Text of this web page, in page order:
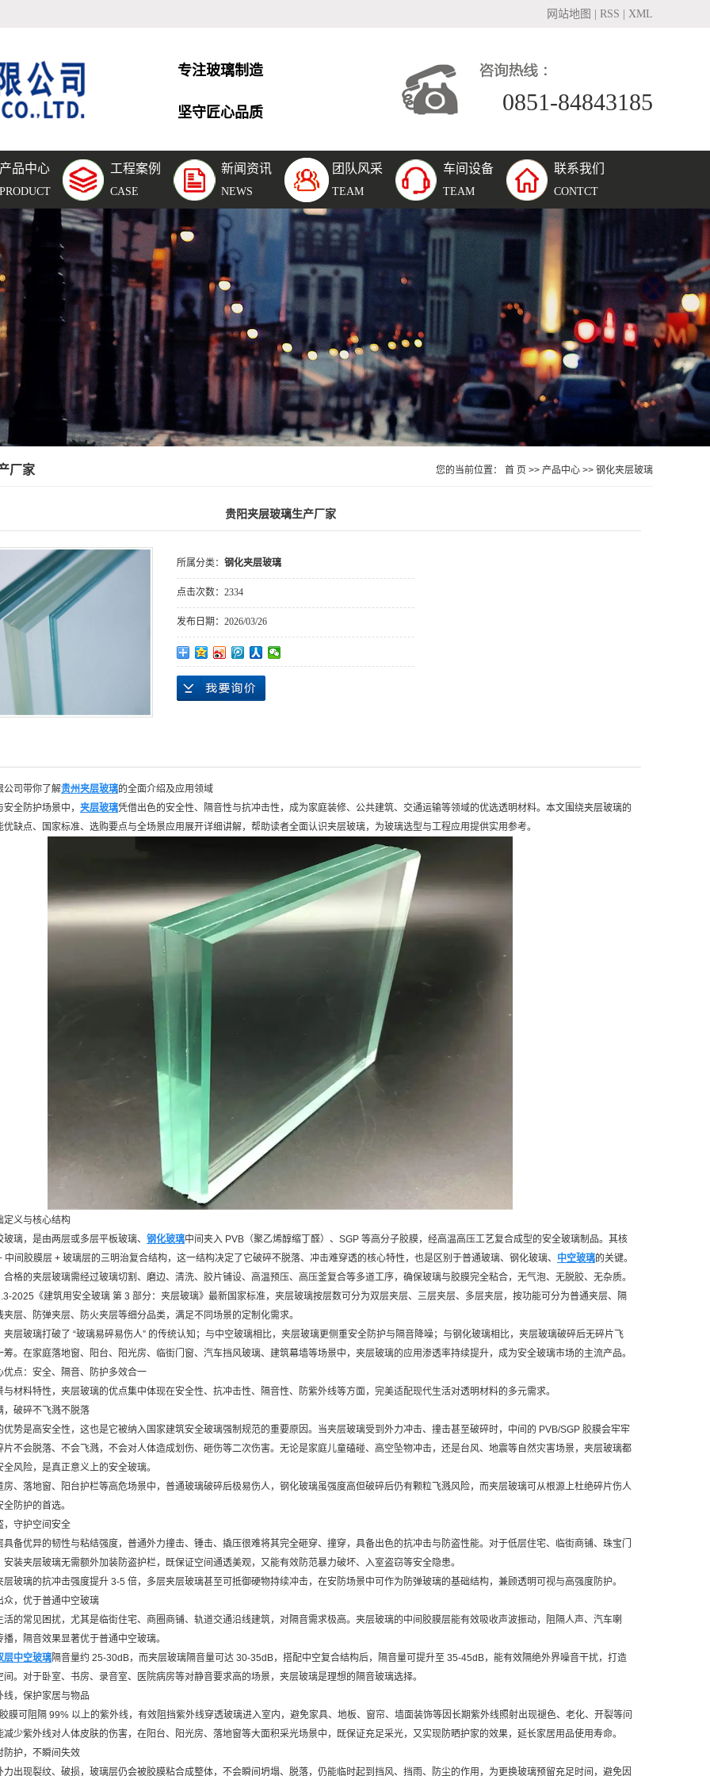
网站地图 RSS XML
专注玻璃制造
坚守匠心品质 0851-84843185
产品中心
PRODUCT
玻
工程案例
CASE
工程案例
团队风采
车间设备
新闻资讯
NEWS
公司新闻
行业新闻
技术知识
团队风采
TEAM
团队风采
车间设备
TEAM
团队风采
联系我们
CONTCT
厂家 您的当前位置： 首 页 >> 产品中心 >> 钢化夹层玻璃
贵阳夹层玻璃生产厂家
所属分类： 钢化夹层玻璃
点击次数： 2334
发布日期： 2026/03/26
公司带你了解贵州夹层玻璃的全面介绍及应用领域
全防护场景中， 夹层玻璃凭借出色的安全性、隔音性与抗冲击性，成为家庭装修、公共建筑、交通运输等领域的优选透明材料。本文围绕夹层玻璃的
缺点、国家标准、选购要点与全场景应用展开详细讲解，帮助读者全面认识夹层玻璃，为玻璃选型与工程应用提供实用参考。
定义与核心结构
璃，是由两层或多层平板玻璃、 钢化玻璃中间夹入 PVB（聚乙烯醇缩丁醛）、SGP 等高分子胶膜，经高温高压工艺复合成型的安全玻璃制品。其核
中间胶膜层 + 玻璃层的三明治复合结构，这一结构决定了它破碎不脱落、冲击难穿透的核心特性，也是区别于普通玻璃、钢化玻璃、 中空玻璃的关键。
合格的夹层玻璃需经过玻璃切割、磨边、清洗、胶片铺设、高温预压、高压釜复合等多道工序，确保玻璃与胶膜完全粘合，无气泡、无脱胶、无杂质。
2025《建筑用安全玻璃 第 3 部分：夹层玻璃》最新国家标准，夹层玻璃按层数可分为双层夹层、三层夹层、多层夹层，按功能可分为普通夹层、隔
层、防弹夹层、防火夹层等细分品类，满足不同场景的定制化需求。
夹层玻璃打破了 “玻璃易碎易伤人” 的传统认知；与中空玻璃相比，夹层玻璃更侧重安全防护与隔音降噪；与钢化玻璃相比，夹层玻璃破碎后无碎片飞
筹。在家庭落地窗、阳台、阳光房、临街门窗、汽车挡风玻璃、建筑幕墙等场景中，夹层玻璃的应用渗透率持续提升，成为安全玻璃市场的主流产品。
优点：安全、隔音、防护多效合一
材料特性，夹层玻璃的优点集中体现在安全性、抗冲击性、隔音性、防紫外线等方面，完美适配现代生活对透明材料的多元需求。
，破碎不飞溅不脱落
优势是高安全性，这也是它被纳入国家建筑安全玻璃强制规范的重要原因。当夹层玻璃受到外力冲击、撞击甚至破碎时，中间的 PVB/SGP 胶膜会牢牢
片不会脱落、不会飞溅，不会对人体造成划伤、砸伤等二次伤害。无论是家庭儿童磕碰、高空坠物冲击，还是台风、地震等自然灾害场景，夹层玻璃都
风险，是真正意义上的安全玻璃。
房、落地窗、阳台护栏等高危场景中，普通玻璃破碎后极易伤人，钢化玻璃虽强度高但破碎后仍有颗粒飞溅风险，而夹层玻璃可从根源上杜绝碎片伤人
防护的首选。
，守护空间安全
具备优异的韧性与粘结强度，普通外力撞击、锤击、撬压很难将其完全砸穿、撞穿，具备出色的抗冲击与防盗性能。对于低层住宅、临街商铺、珠宝门
装夹层玻璃无需额外加装防盗护栏，既保证空间通透美观，又能有效防范暴力破坏、入室盗窃等安全隐患。
层玻璃的抗冲击强度提升 3-5 倍，多层夹层玻璃甚至可抵御硬物持续冲击，在安防场景中可作为防弹玻璃的基础结构，兼顾透明可视与高强度防护。
众，优于普通中空玻璃
活的常见困扰，尤其是临街住宅、商圈商铺、轨道交通沿线建筑，对隔音需求极高。夹层玻璃的中间胶膜层能有效吸收声波振动，阻隔人声、汽车喇
，隔音效果显著优于普通中空玻璃。
层中空玻璃隔音量约 25-30dB，而夹层玻璃隔音量可达 30-35dB，搭配中空复合结构后，隔音量可提升至 35-45dB，能有效隔绝外界噪音干扰，打造
。对于卧室、书房、录音室、医院病房等对静音要求高的场景，夹层玻璃是理想的隔音玻璃选择。
线，保护家居与物品
膜可阻隔 99% 以上的紫外线，有效阻挡紫外线穿透玻璃进入室内，避免家具、地板、窗帘、墙面装饰等因长期紫外线照射出现褪色、老化、开裂等问
减少紫外线对人体皮肤的伤害，在阳台、阳光房、落地窗等大面积采光场景中，既保证充足采光，又实现防晒护家的效果，延长家居用品使用寿命。
防护，不瞬间失效
力出现裂纹、破损，玻璃层仍会被胶膜粘合成整体，不会瞬间坍塌、脱落，仍能临时起到挡风、挡雨、防尘的作用，为更换玻璃预留充足时间，避免因